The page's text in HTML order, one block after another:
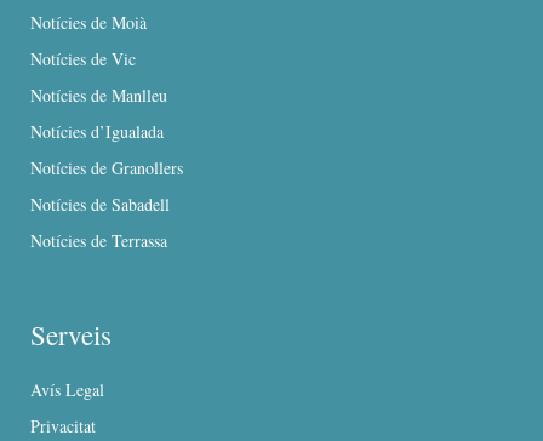
Notícies de Moià
Notícies de Vic
Notícies de Manlleu
Notícies d’Igualada
Notícies de Granollers
Notícies de Sabadell
Notícies de Terrassa
Serveis
Avís Legal
Privacitat